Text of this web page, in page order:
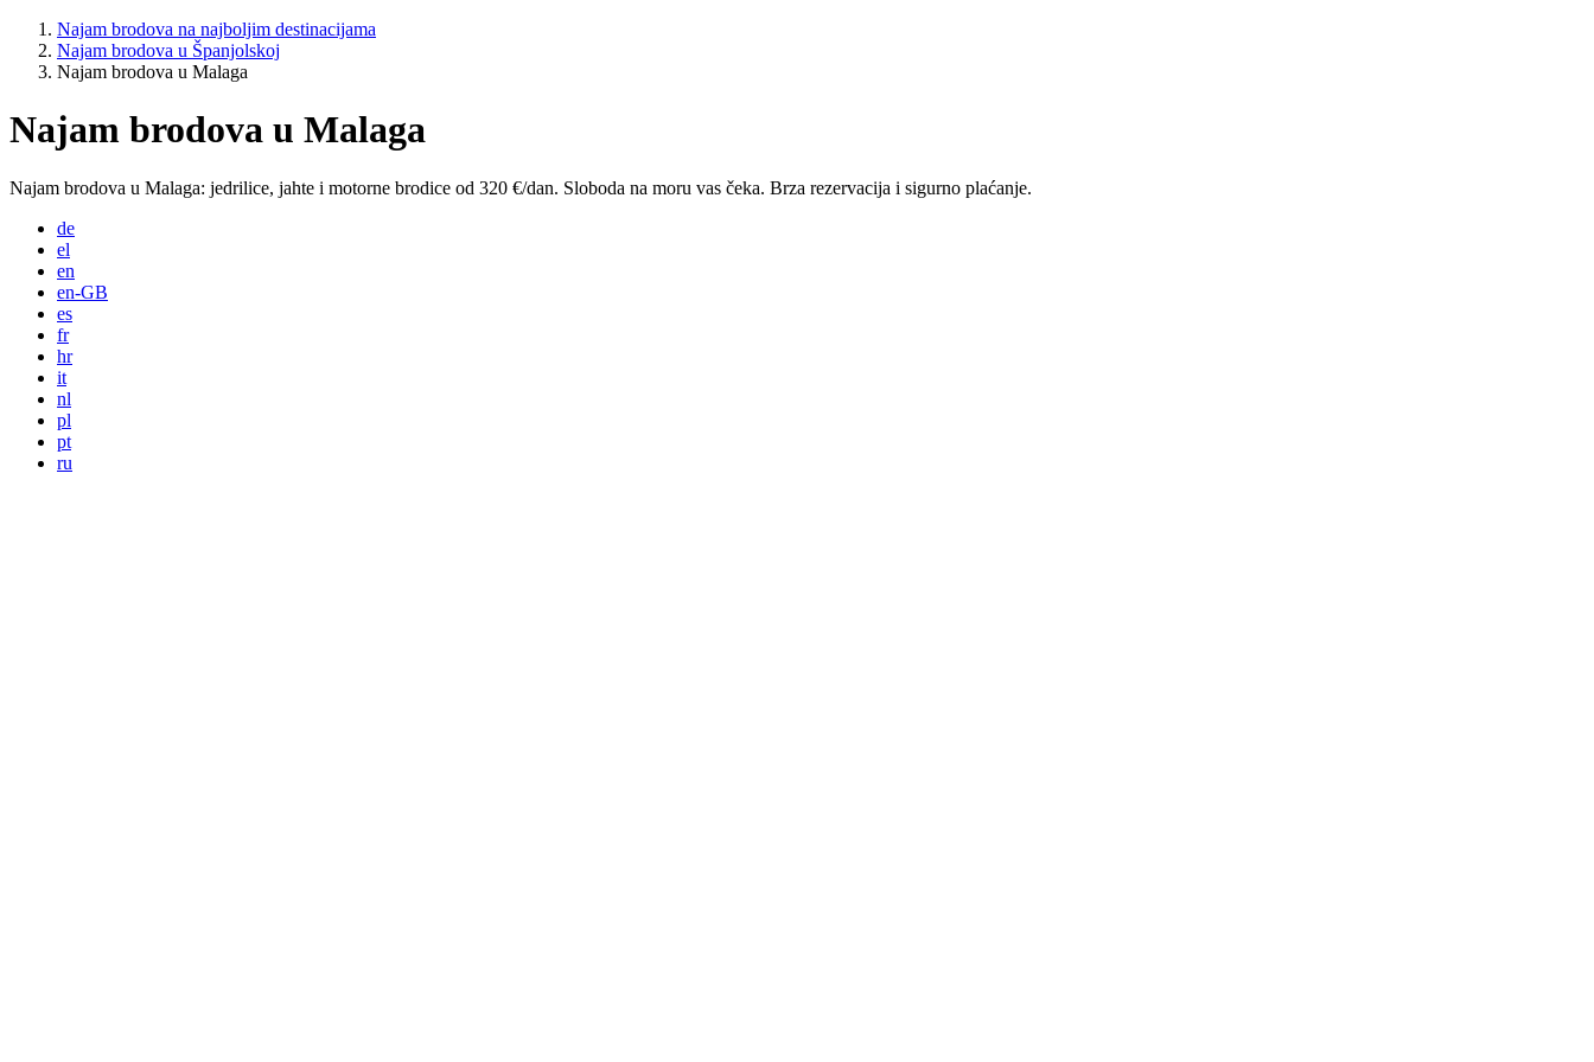
Najam brodova na najboljim destinacijama
Najam brodova u Španjolskoj
Najam brodova u Malaga
Najam brodova u Malaga
Najam brodova u Malaga: jedrilice, jahte i motorne brodice od 320 €/dan. Sloboda na moru vas čeka. Brza rezervacija i sigurno plaćanje.
de
el
en
en-GB
es
fr
hr
it
nl
pl
pt
ru